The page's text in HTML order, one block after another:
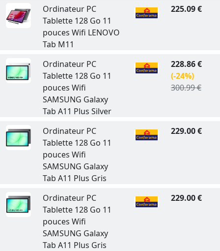
Ordinateur PC
Tablette 128 Go 11
pouces Wifi LENOVO
Tab M11
225.09 €
Ordinateur PC
Tablette 128 Go 11
pouces Wifi
SAMSUNG Galaxy
Tab A11 Plus Silver
228.86 €
(-24%)
300.99 €
Ordinateur PC
Tablette 128 Go 11
pouces Wifi
SAMSUNG Galaxy
Tab A11 Plus Gris
229.00 €
Ordinateur PC
Tablette 128 Go 11
pouces Wifi
SAMSUNG Galaxy
Tab A11 Plus Gris
229.00 €